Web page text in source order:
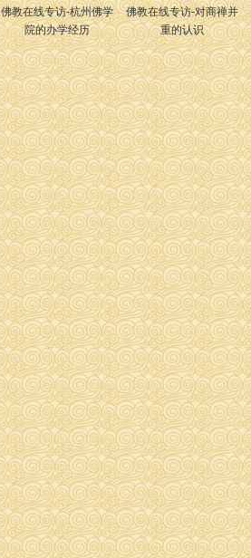
佛教在线专访-杭州佛学
院的办学经历
佛教在线专访-对商禅并
重的认识